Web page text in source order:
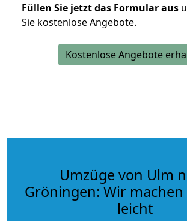
Füllen Sie jetzt das Formular aus
Sie kostenlose Angebote.
Kostenlose Angebote
Umzüge von Ulm
Gröningen: Wir
leicht